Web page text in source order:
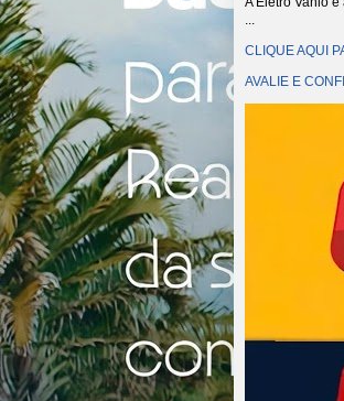
...
CLIQUE AQUI
AVALIE E